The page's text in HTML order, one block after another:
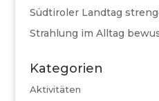
Südtiroler Landtag
Strahlung im Alltag
Kategorien
Aktivitäten